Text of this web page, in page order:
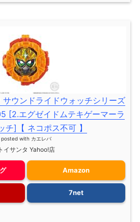
ウンドライドウォッチシリーズ
[2.エグゼイドムテキゲーマーラ
チ]【 ネコポス不可 】
posted with カエレバ
トイサンタ Yahoo!店
Amazon
7net